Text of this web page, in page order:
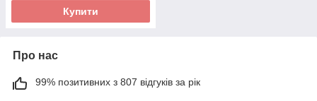
Купити
Про нас
99% позитивних з 807 відгуків за рік